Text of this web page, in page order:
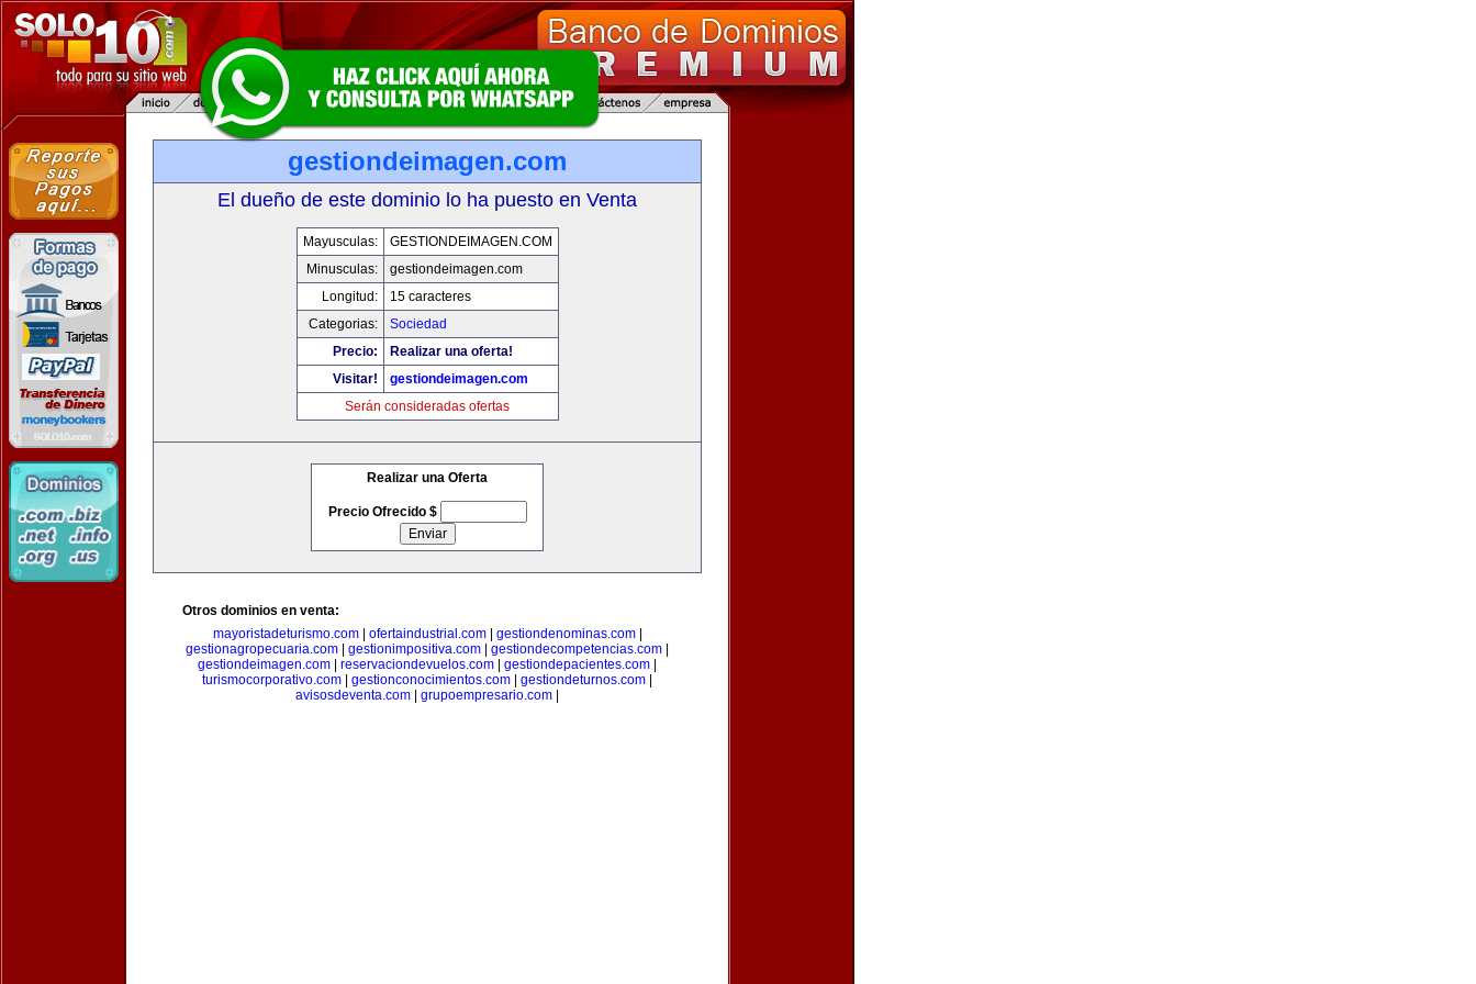
gestiondeimagen.com
El dueño de este dominio lo ha puesto en Venta
Mayusculas:
GESTIONDEIMAGEN.COM
Minusculas:
gestiondeimagen.com
Longitud:
15 caracteres
Categorias:
Sociedad
Precio:
Realizar una oferta!
Visitar!
gestiondeimagen.com
Serán consideradas ofertas
Realizar una Oferta
Precio Ofrecido $
Otros dominios en venta:
mayoristadeturismo.com| ofertaindustrial.com| gestiondenominas.com|
gestionagropecuaria.com
gestionimpositiva.com gestiondecompetencias.com
gestiondeimagen.com
reservaciondevuelos.com gestiondepacientes.com
turismocorporativo.com
gestionconocimientos.com gestiondeturnos.com
avisosdeventa.com
grupoempresario.com